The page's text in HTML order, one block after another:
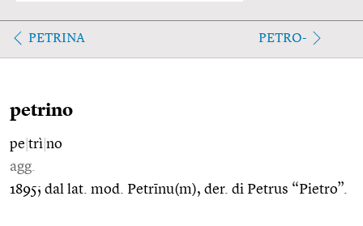
PETRINA PETRO-
petrino
pe trì no
agg.
1895; dal lat. mod. Petrīnu(m), der. di Petrus “Pietro”.